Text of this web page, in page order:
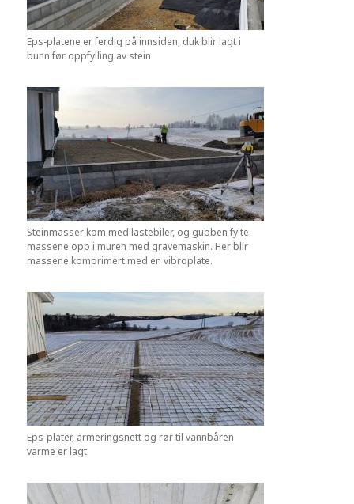
Eps-platene er ferdig på innsiden, duk blir lagt i
bunn før oppfylling av stein
Steinmasser kom med lastebiler, og gubben fylte
massene opp i muren med gravemaskin. Her blir
massene komprimert med en vibroplate.
Eps-plater, armeringsnett og rør til vannbåren
varme er lagt